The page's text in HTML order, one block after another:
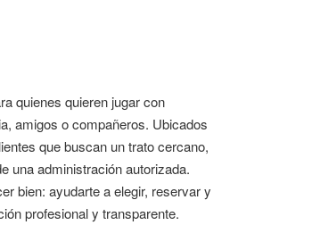
quienes quieren jugar con
amigos o compañeros. Ubicados
que buscan un trato cercano,
una administración autorizada.
bien: ayudarte a elegir, reservar y
profesional y transparente.